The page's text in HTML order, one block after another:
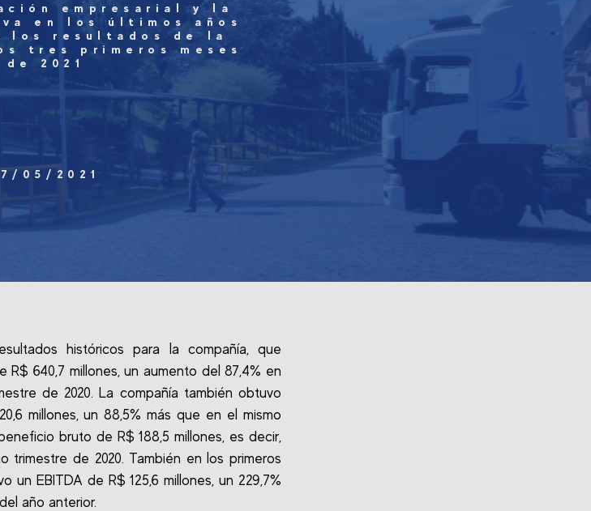
empresarial y la
en los últimos años
los resultados de la
tres primeros meses
de 2021
05/2021
históricos para la compañía, que
640,7 millones, un aumento del 87,4% en
de 2020. La compañía también obtuvo
millones, un 88,5% más que en el mismo
bruto de R$ 188,5 millones, es decir,
trimestre de 2020. También en los primeros
un EBITDA de R$ 125,6 millones, un 229,7%
año anterior.